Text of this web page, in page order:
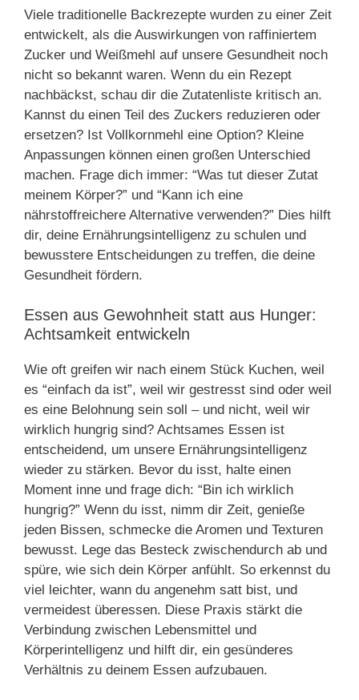
Viele traditionelle Backrezepte wurden zu einer Zeit
entwickelt, als die Auswirkungen von raffiniertem
Zucker und Weißmehl auf unsere Gesundheit noch
nicht so bekannt waren. Wenn du ein Rezept
nachbäckst, schau dir die Zutatenliste kritisch an.
Kannst du einen Teil des Zuckers reduzieren oder
ersetzen? Ist Vollkornmehl eine Option? Kleine
Anpassungen können einen großen Unterschied
machen. Frage dich immer: “Was tut dieser Zutat
meinem Körper?” und “Kann ich eine
nährstoffreichere Alternative verwenden?” Dies hilft
dir, deine Ernährungsintelligenz zu schulen und
bewusstere Entscheidungen zu treffen, die deine
Gesundheit fördern.
Essen aus Gewohnheit statt aus Hunger:
Achtsamkeit entwickeln
Wie oft greifen wir nach einem Stück Kuchen, weil
es “einfach da ist”, weil wir gestresst sind oder weil
es eine Belohnung sein soll – und nicht, weil wir
wirklich hungrig sind? Achtsames Essen ist
entscheidend, um unsere Ernährungsintelligenz
wieder zu stärken. Bevor du isst, halte einen
Moment inne und frage dich: “Bin ich wirklich
hungrig?” Wenn du isst, nimm dir Zeit, genieße
jeden Bissen, schmecke die Aromen und Texturen
bewusst. Lege das Besteck zwischendurch ab und
spüre, wie sich dein Körper anfühlt. So erkennst du
viel leichter, wann du angenehm satt bist, und
vermeidest überessen. Diese Praxis stärkt die
Verbindung zwischen Lebensmittel und
Körperintelligenz und hilft dir, ein gesünderes
Verhältnis zu deinem Essen aufzubauen.